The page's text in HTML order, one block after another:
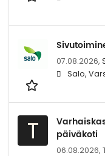
07.08.2026,
Salo,
T
päiväkoti
06.08.2026,